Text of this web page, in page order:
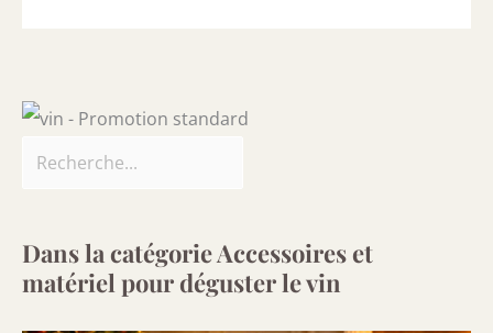
Dans la catégorie Accessoires et
matériel pour déguster le vin